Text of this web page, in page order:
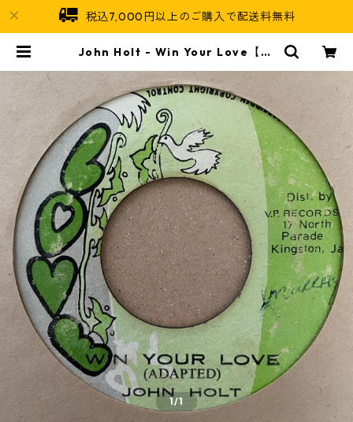
税込7,000円以上のご購入で配送料無料
John Holt - Win Your Love【7-
1/1